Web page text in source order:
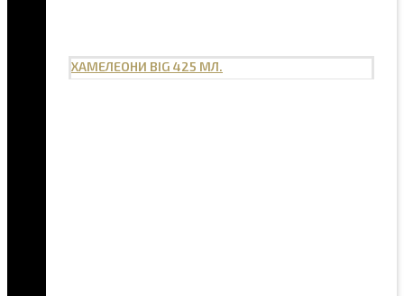
ХАМЕЛЕОНИ BIG 425 МЛ.